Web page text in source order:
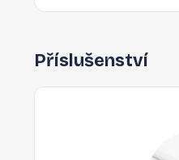
Příslušenství